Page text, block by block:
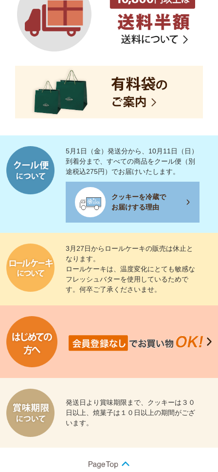
5月1日（金）発送分から、10月11日（日）
到着分まで、すべての商品をクール便（別
途税込275円）でお届けいたします。
クッキーを冷蔵で
お届けする理由
3月27日からロールケーキの販売は休止と
なります。
ロールケーキは、温度変化にとても敏感な
フレッシュバターを使用しているためで
す。何卒ご了承くださいませ。
発送日より賞味期限まで、クッキーは３０
日以上、焼菓子は１０日以上の期間がござ
います。